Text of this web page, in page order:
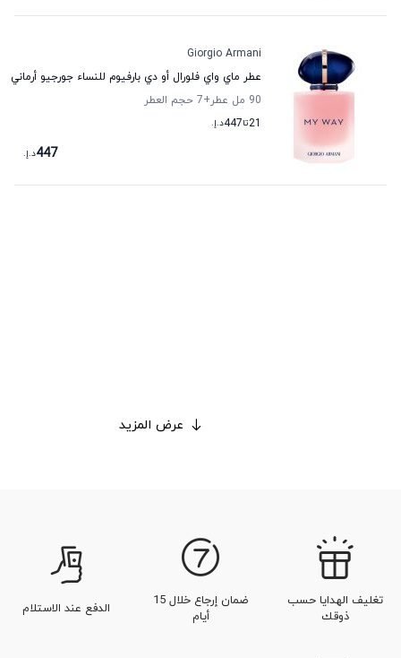
Giorgio Armani
عطر ماي واي فلورال أو دي بارفيوم للنساء جورجيو أرماني
90 مل عطر
+7
حجم العطر
21تا447د.إ.
447د.إ.
عرض المزيد
تغليف الهدايا حسب
ذوقك
ضمان إرجاع خلال 15
أيام
الدفع عند الاستلام